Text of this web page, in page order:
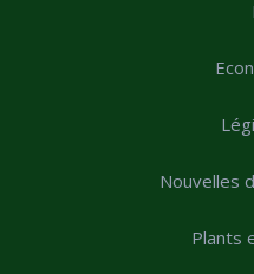
Nouvelles
Plants